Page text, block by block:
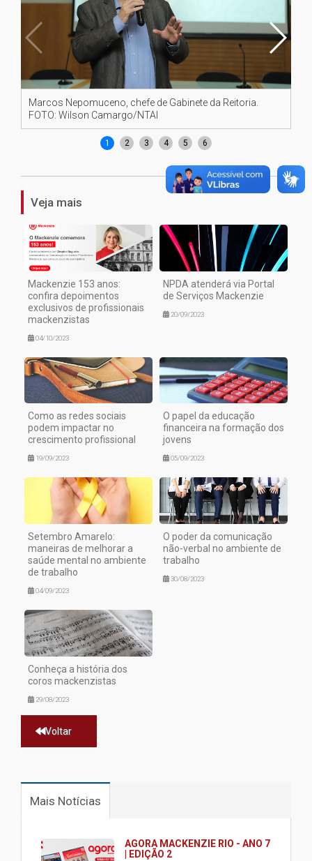
Marcos Nepomuceno, chefe de Gabinete da Reitoria.
FOTO: Wilson Camargo/NTAI
1 2 3 4 5 6
Veja mais
Mackenzie 153 anos:
confira depoimentos
exclusivos de profissionais
mackenzistas
04/10/2023
NPDA atenderá via Portal
de Serviços Mackenzie
20/09/2023
Como as redes sociais
podem impactar no
crescimento profissional
19/09/2023
O papel da educação
financeira na formação dos
jovens
05/09/2023
Setembro Amarelo:
maneiras de melhorar a
saúde mental no ambiente
de trabalho
04/09/2023
O poder da comunicação
não-verbal no ambiente de
trabalho
30/08/2023
Conheça a história dos
coros mackenzistas
29/08/2023
Voltar
Mais Notícias
AGORA MACKENZIE RIO - ANO 7
| EDIÇÃO 2